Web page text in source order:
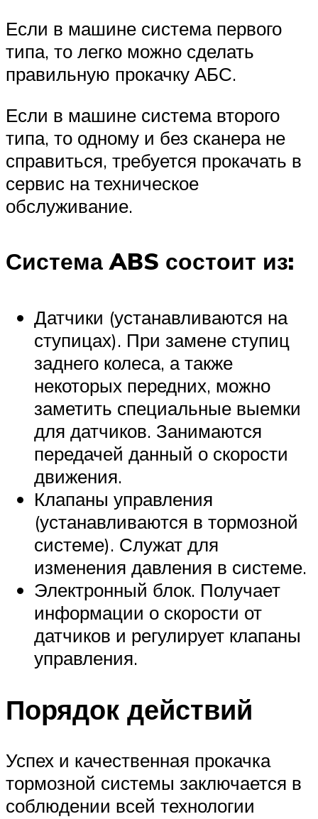
Если в машине система первого
типа, то легко можно сделать
правильную прокачку АБС.
Если в машине система второго
типа, то одному и без сканера не
справиться, требуется прокачать в
сервис на техническое
обслуживание.
Система ABS состоит из:
Датчики (устанавливаются на
ступицах). При замене ступиц
заднего колеса, а также
некоторых передних, можно
заметить специальные выемки
для датчиков. Занимаются
передачей данный о скорости
движения.
Клапаны управления
(устанавливаются в тормозной
системе). Служат для
изменения давления в системе.
Электронный блок. Получает
информации о скорости от
датчиков и регулирует клапаны
управления.
Порядок действий
Успех и качественная прокачка
тормозной системы заключается в
соблюдении всей технологии